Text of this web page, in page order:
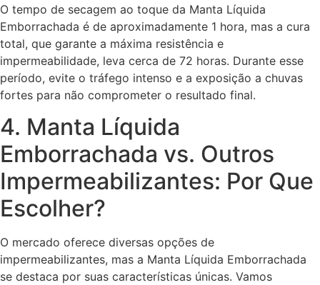
O tempo de secagem ao toque da Manta Líquida
Emborrachada é de aproximadamente 1 hora, mas a cura
total, que garante a máxima resistência e
impermeabilidade, leva cerca de 72 horas. Durante esse
período, evite o tráfego intenso e a exposição a chuvas
fortes para não comprometer o resultado final.
4. Manta Líquida
Emborrachada vs. Outros
Impermeabilizantes: Por Que
Escolher?
O mercado oferece diversas opções de
impermeabilizantes, mas a Manta Líquida Emborrachada
se destaca por suas características únicas. Vamos